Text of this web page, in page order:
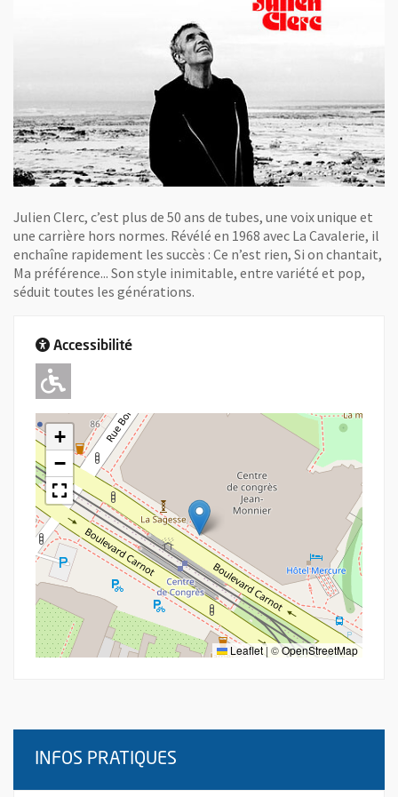
Julien Clerc, c’est plus de 50 ans de tubes, une voix unique et
une carrière hors normes. Révélé en 1968 avec La Cavalerie, il
enchaîne rapidement les succès : Ce n’est rien, Si on chantait,
Ma préférence... Son style inimitable, entre variété et pop,
séduit toutes les générations.
Accessibilité
Adapté pour l'handicap Moteur
+
−
Leaflet| ©OpenStreetMap
INFOS PRATIQUES